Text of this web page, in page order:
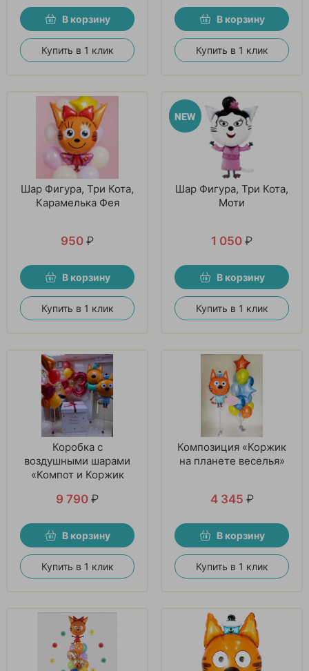
В корзину
Купить в 1 клик
В корзину
Купить в 1 клик
Шар Фигура, Три Кота,
Карамелька Фея
950 ₽
В корзину
Купить в 1 клик
Шар Фигура, Три Кота,
Моти
1 050 ₽
В корзину
Купить в 1 клик
Коробка с
воздушными шарами
«Компот и Коржик
9 790 ₽
В корзину
Купить в 1 клик
Композиция «Коржик
на планете веселья»
4 345 ₽
В корзину
Купить в 1 клик